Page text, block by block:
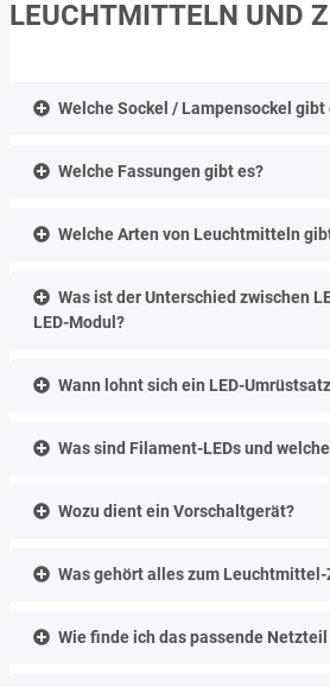
LEUCHTMITTELN UND
Welche Sockel / Lampensockel gibt
Welche Fassungen gibt es?
Welche Arten von Leuchtmitteln
Was ist der Unterschied zwischen
LED-Modul?
Wann lohnt sich ein LED-
Was sind Filament-LEDs und
Wozu dient ein Vorschaltgerät?
Was gehört alles zum Leuchtmittel-
Wie finde ich das passende